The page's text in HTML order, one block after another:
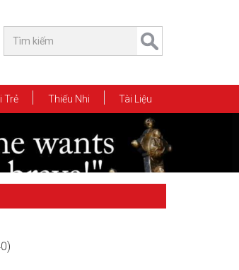
Trẻ Thiếu Nhi Tài Liệu